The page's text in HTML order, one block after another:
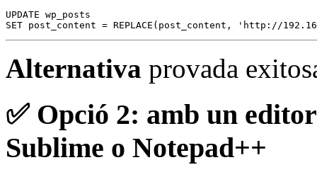
UPDATE wp_posts
Alternativa provada
✅ Opció 2: amb un
Sublime o Notepad++